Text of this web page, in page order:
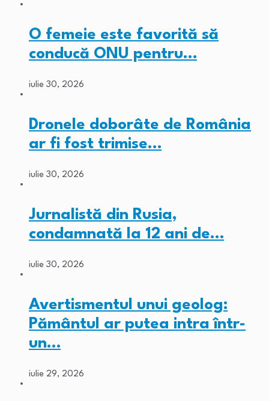
O femeie este favorită să
conducă ONU pentru…
iulie 30, 2026
Dronele doborâte de România
ar fi fost trimise…
iulie 30, 2026
Jurnalistă din Rusia,
condamnată la 12 ani de…
iulie 30, 2026
Avertismentul unui geolog:
Pământul ar putea intra într-
un…
iulie 29, 2026